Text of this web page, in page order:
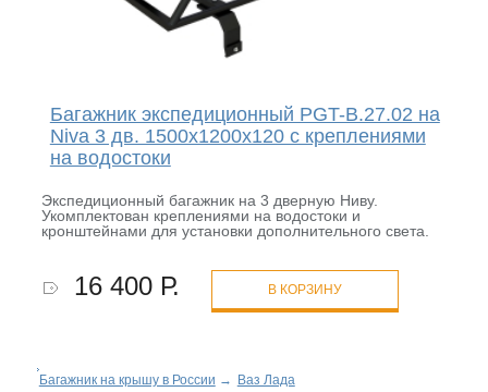
Багажник экспедиционный PGT-B.27.02 на
Niva 3 дв. 1500х1200х120 с креплениями
на водостоки
Экспедиционный багажник на 3 дверную Ниву.
Укомплектован креплениями на водостоки и
кронштейнами для установки дополнительного света.
16 400 Р. В КОРЗИНУ
Багажник на крышу в России → Ваз Лада